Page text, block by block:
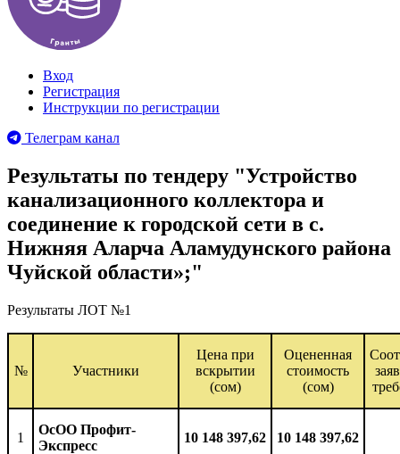
Вход
Регистрация
Инструкции по регистрации
Телеграм канал
Результаты по тендеру "Устройство
канализационного коллектора и
соединение к городской сети в с.
Нижняя Аларча Аламудунского района
Чуйской области»;"
Результаты ЛОТ №1
№ Участники
Цена при
вскрытии
(сом)
Оцененная
стоимость
(сом)
1
ОсОО Профит-
Экспресс
10 148 397,62 10 148 397,62